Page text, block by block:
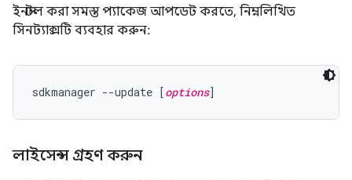
ইনস্টল করা সমস্ত প্যাকেজ আপডেট করতে, নিম্নলিখিত
সিনট্যাক্সটি ব্যবহার করুন:
sdkmanager --update [options
লাইসেন্স গ্রহণ করুন